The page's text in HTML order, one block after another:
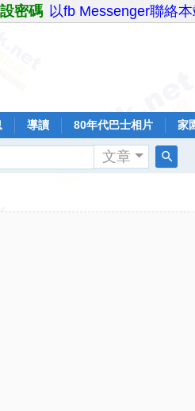
密碼 以fb Messenger聯絡
導讀 80年代巴士相片 家
文章